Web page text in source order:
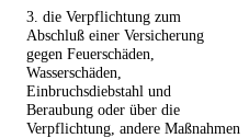
3. die Verpflichtung zum
Abschluß einer Versicherung
gegen Feuerschäden,
Wasserschäden,
Einbruchsdiebstahl und
Beraubung oder über die
Verpflichtung, andere Maßnahmen